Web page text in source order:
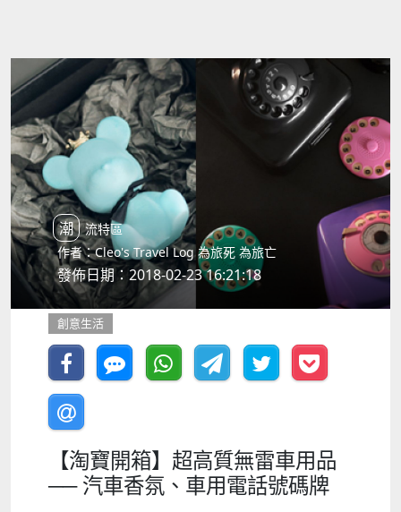
潮流特區
作者：Cleo's Travel Log 為旅死 為旅亡
發佈日期：2018-02-23 16:21:18
創意生活
【淘寶開箱】超高質無雷車用品
── 汽車香氛、車用電話號碼牌